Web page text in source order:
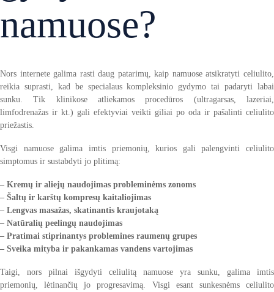
namuose?
Nors internete galima rasti daug patarimų, kaip namuose atsikratyti celiulito,
reikia suprasti, kad be specialaus kompleksinio gydymo tai padaryti labai
sunku. Tik klinikose atliekamos procedūros (ultragarsas, lazeriai,
limfodrenažas ir kt.) gali efektyviai veikti giliai po oda ir pašalinti celiulito
priežastis.
Visgi namuose galima imtis priemonių, kurios gali palengvinti celiulito
simptomus ir sustabdyti jo plitimą:
– Kremų ir aliejų naudojimas probleminėms zonoms
– Šaltų ir karštų kompresų kaitaliojimas
– Lengvas masažas, skatinantis kraujotaką
– Natūralių peelingų naudojimas
– Pratimai stiprinantys problemines raumenų grupes
– Sveika mityba ir pakankamas vandens vartojimas
Taigi, nors pilnai išgydyti celiulitą namuose yra sunku, galima imtis
priemonių, lėtinančių jo progresavimą. Visgi esant sunkesnėms celiulito